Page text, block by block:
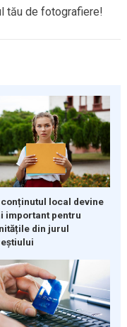
tău de fotografiere!
conținutul local devine
important pentru
din jurul